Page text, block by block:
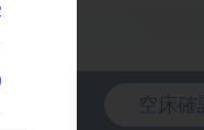
空床確